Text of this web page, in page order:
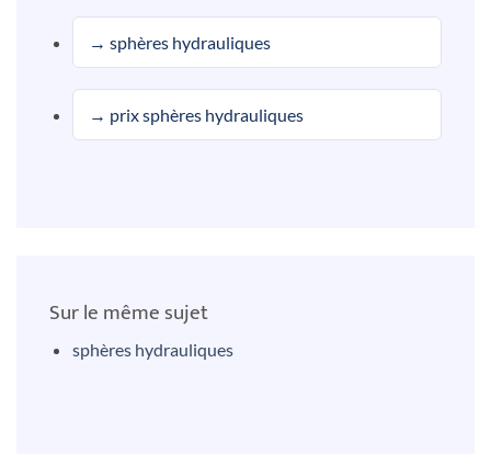
→ sphères hydrauliques
→ prix sphères hydrauliques
Sur le même sujet
sphères hydrauliques